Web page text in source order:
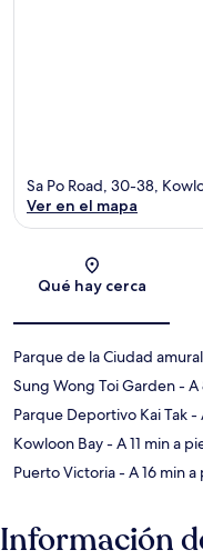
Sa Po Road, 30-38,
Ver en el mapa
Qué hay cerca
Parque de la Ciudad
Sung Wong Toi Garden- A
Parque Deportivo Kai Tak-
Kowloon Bay- A 11 min a
Puerto Victoria- A 16 min a
Información